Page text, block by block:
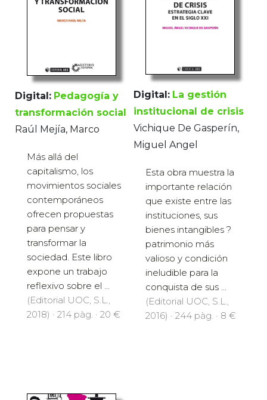
Digital: Pedagogía y
transformación social
Raúl Mejía, Marco
Más allá del
capitalismo, los
movimientos sociales
contemporáneos
ofrecen propuestas
para pensar y
transformar la
sociedad. Este libro
expone un trabajo
reflexivo sobre el ...
(Editorial UOC, S.L.,
2018) · 214 pàg. · 20 €
Digital: La gestión
institucional de crisis
Vichique De Gasperín,
Miguel Angel
Esta obra muestra la
importante relación
que existe entre las
instituciones, sus
bienes intangibles ?
patrimonio más
valioso y condición
ineludible para la
conquista de sus ...
(Editorial UOC, S.L.,
2016) · 244 pàg. · 8 €